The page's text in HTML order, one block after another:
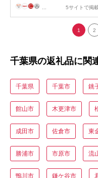
5サイトで掲
1 2
千葉県の返礼品に関
千葉県 千葉市 銚
館山市 木更津市
成田市 佐倉市 東
勝浦市 市原市 流
鴨川市 鎌ケ谷市